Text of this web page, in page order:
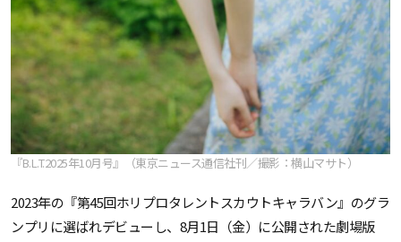
『B.L.T.2025年10月号』（東京ニュース通信社刊／撮影：横山マサト）
2023年の『第45回ホリプロタレントスカウトキャラバン』のグラ
ンプリに選ばれデビューし、8月1日（金）に公開された劇場版